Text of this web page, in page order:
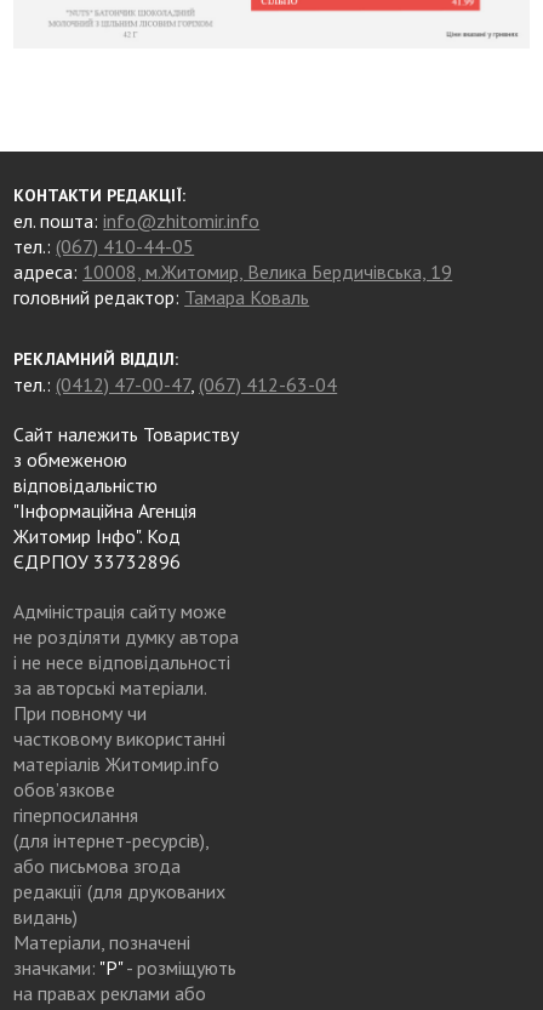
КОНТАКТИ РЕДАКЦІЇ:
ел. пошта:info@zhitomir.info
тел.: (067) 410-44-05
адреса: 10008, м.Житомир, Велика Бердичівська, 19
головний редактор: Тамара Коваль
РЕКЛАМНИЙ ВІДДІЛ:
тел.: (0412) 47-00-47, (067) 412-63-04
Сайт належить Товариству
з обмеженою
відповідальністю
"Інформаційна Агенція
Житомир Інфо". Код
ЄДРПОУ 33732896
Адміністрація сайту може
не розділяти думку автора
і не несе відповідальності
за авторські матеріали.
При повному чи
частковому використанні
матеріалів Житомир.info
обов’язкове
гіперпосилання
(для інтернет-ресурсів),
або письмова згода
редакції (для друкованих
видань)
Матеріали, позначені
значками: "Р"- розміщують
на правах реклами або